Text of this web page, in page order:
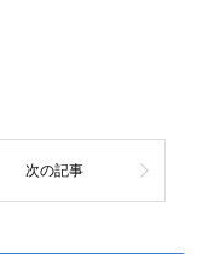
次の記事